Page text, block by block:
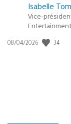
Isabelle
Vice-
Entertainment
Date
08/04/2026 34